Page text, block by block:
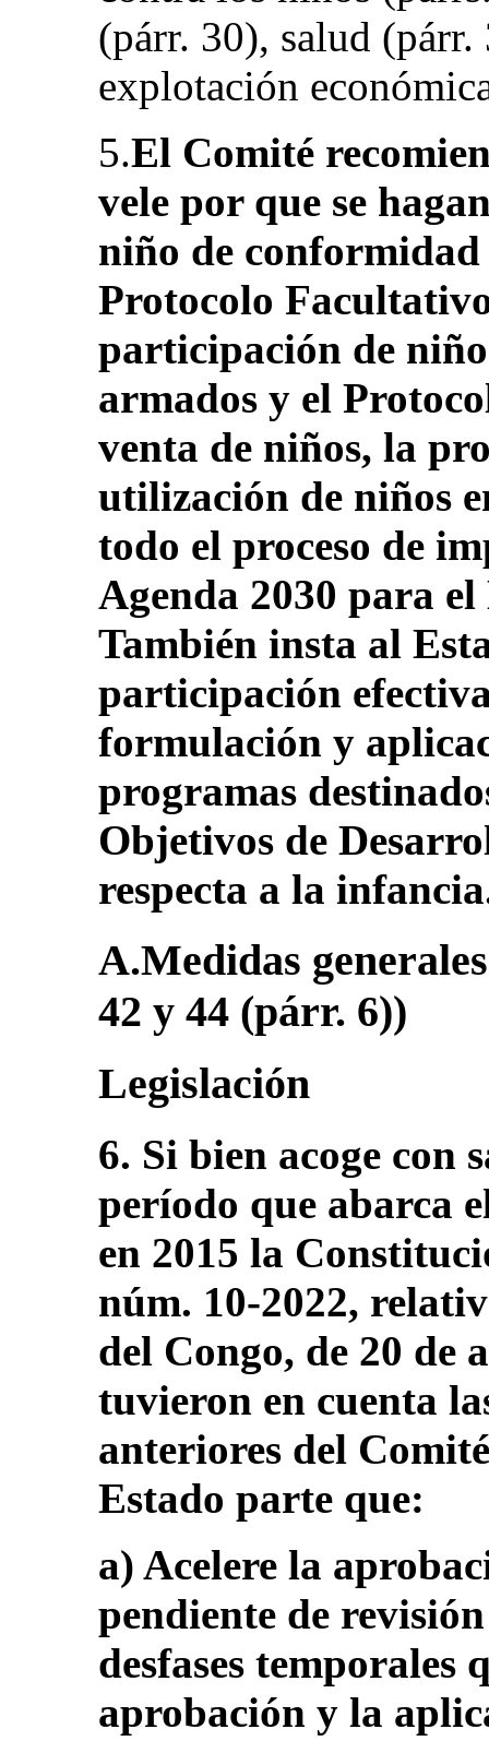
(párr. 30), salud
explotación
5.El Comité
vele por que se
niño de
Protocolo
participación de
armados y el
venta de niños, la
utilización de niños
todo el proceso de
Agenda 2030 para
También insta al
participación
formulación y
programas
Objetivos de
respecta a la
A.Medidas
42 y 44 (párr. 6))
Legislación
6. Si bien acoge con
período que abarca
en 2015 la
núm. 10-2022,
del Congo, de 20 de
tuvieron en cuenta
anteriores del
Estado parte que:
a) Acelere la
pendiente de
desfases temporales
aprobación y la